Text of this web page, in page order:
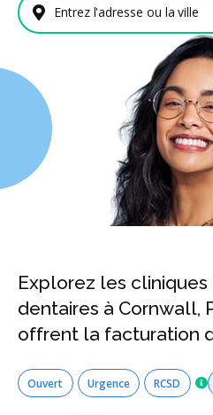
Entrez l'adresse ou la ville
Explorez les cliniques
dentaires à Cornwall,
offrent la facturation
Ouvert Urgence RCSD